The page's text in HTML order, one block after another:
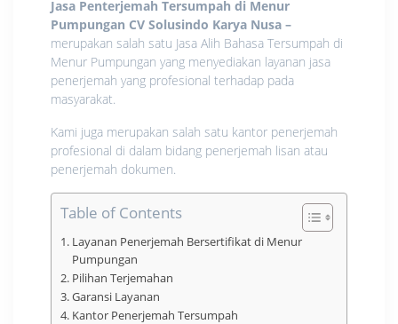
Jasa Penterjemah Tersumpah di Menur
Pumpungan CV Solusindo Karya Nusa –
merupakan salah satu Jasa Alih Bahasa Tersumpah di
Menur Pumpungan yang menyediakan layanan jasa
penerjemah yang profesional terhadap pada
masyarakat.
Kami juga merupakan salah satu kantor penerjemah
profesional di dalam bidang penerjemah lisan atau
penerjemah dokumen.
Table of Contents
Layanan Penerjemah Bersertifikat di Menur
Pumpungan
Pilihan Terjemahan
Garansi Layanan
Kantor Penerjemah Tersumpah